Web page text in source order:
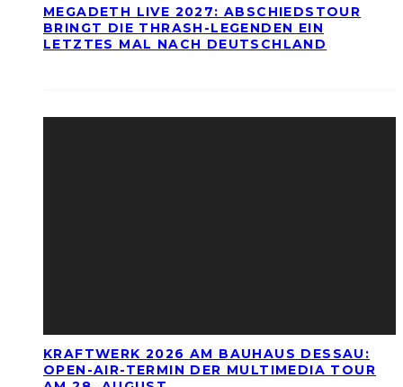
MEGADETH LIVE 2027: ABSCHIEDSTOUR
BRINGT DIE THRASH-LEGENDEN EIN
LETZTES MAL NACH DEUTSCHLAND
KRAFTWERK 2026 AM BAUHAUS DESSAU:
OPEN-AIR-TERMIN DER MULTIMEDIA TOUR